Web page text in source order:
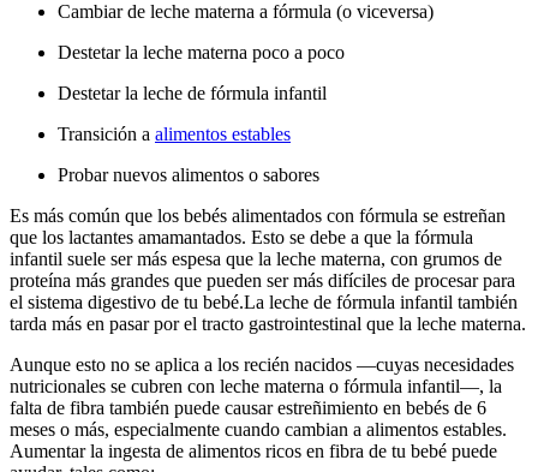
Cambiar de leche materna a fórmula (o viceversa)
Destetar la leche materna poco a poco
Destetar la leche de fórmula infantil
Transición a alimentos estables
Probar nuevos alimentos o sabores
Es más común que los bebés alimentados con fórmula se estreñan
que los lactantes amamantados. Esto se debe a que la fórmula
infantil suele ser más espesa que la leche materna, con grumos de
proteína más grandes que pueden ser más difíciles de procesar para
el sistema digestivo de tu bebé.La leche de fórmula infantil también
tarda más en pasar por el tracto gastrointestinal que la leche materna.
Aunque esto no se aplica a los recién nacidos —cuyas necesidades
nutricionales se cubren con leche materna o fórmula infantil—, la
falta de fibra también puede causar estreñimiento en bebés de 6
meses o más, especialmente cuando cambian a alimentos estables.
Aumentar la ingesta de alimentos ricos en fibra de tu bebé puede